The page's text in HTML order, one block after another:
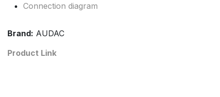
Connection diagram
Brand: AUDAC
Product Link